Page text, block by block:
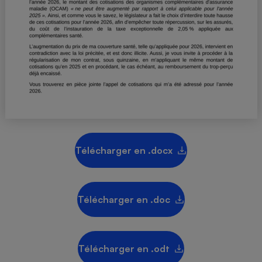
Télécharger en .docx
Télécharger en .doc
Télécharger en .odt
Plaque de cuisson à
Climatiseur -
Ventilateur
Téléphone mobile -
Smartphone
Antivirus
Climatiseur -